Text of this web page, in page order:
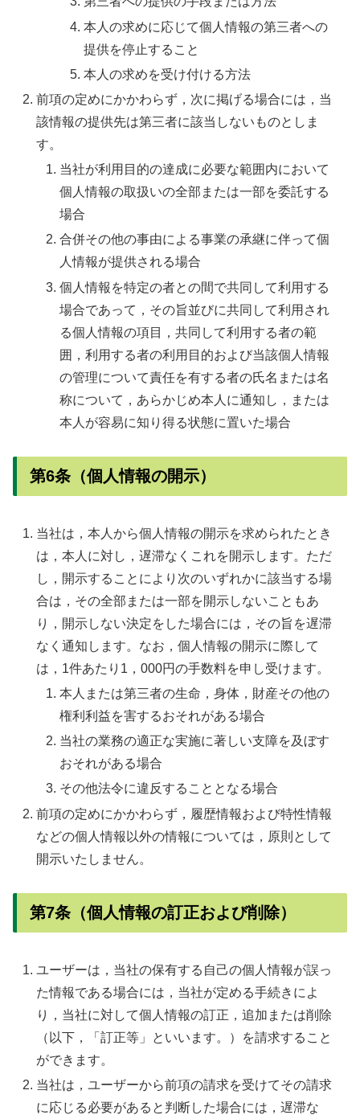
本人の求めに応じて個人情報の第三者への
提供を停止すること
本人の求めを受け付ける方法
前項の定めにかかわらず，次に掲げる場合には，当
該情報の提供先は第三者に該当しないものとしま
す。
当社が利用目的の達成に必要な範囲内において
個人情報の取扱いの全部または一部を委託する
場合
合併その他の事由による事業の承継に伴って個
人情報が提供される場合
個人情報を特定の者との間で共同して利用する
場合であって，その旨並びに共同して利用され
る個人情報の項目，共同して利用する者の範
囲，利用する者の利用目的および当該個人情報
の管理について責任を有する者の氏名または名
称について，あらかじめ本人に通知し，または
本人が容易に知り得る状態に置いた場合
第6条（個人情報の開示）
当社は，本人から個人情報の開示を求められたとき
は，本人に対し，遅滞なくこれを開示します。ただ
し，開示することにより次のいずれかに該当する場
合は，その全部または一部を開示しないこともあ
り，開示しない決定をした場合には，その旨を遅滞
なく通知します。なお，個人情報の開示に際して
は，1件あたり1，000円の手数料を申し受けます。
本人または第三者の生命，身体，財産その他の
権利利益を害するおそれがある場合
当社の業務の適正な実施に著しい支障を及ぼす
おそれがある場合
その他法令に違反することとなる場合
前項の定めにかかわらず，履歴情報および特性情報
などの個人情報以外の情報については，原則として
開示いたしません。
第7条（個人情報の訂正および削除）
ユーザーは，当社の保有する自己の個人情報が誤っ
た情報である場合には，当社が定める手続きによ
り，当社に対して個人情報の訂正，追加または削除
（以下，「訂正等」といいます。）を請求すること
ができます。
当社は，ユーザーから前項の請求を受けてその請求
に応じる必要があると判断した場合には，遅滞な